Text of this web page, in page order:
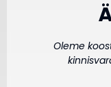
Oleme